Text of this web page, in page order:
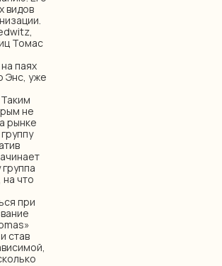
видов
Томас
паях
Энс, уже
не
рынке
что
при
став